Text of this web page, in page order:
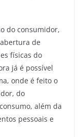
do consumidor,
de
físicas do
já é possível
onde é feito o
do
além da
pessoais e